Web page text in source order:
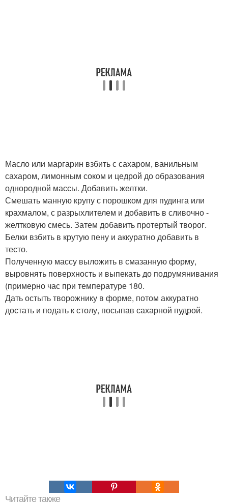
Масло или маргарин взбить с сахаром, ванильным
сахаром, лимонным соком и цедрой до образования
однородной массы. Добавить желтки.
Смешать манную крупу с порошком для пудинга или
крахмалом, с разрыхлителем и добавить в сливочно -
желтковую смесь. Затем добавить протертый творог.
Белки взбить в крутую пену и аккуратно добавить в
тесто.
Полученную массу выложить в смазанную форму,
выровнять поверхность и выпекать до подрумянивания
(примерно час при температуре 180.
Дать остыть творожнику в форме, потом аккуратно
достать и подать к столу, посыпав сахарной пудрой.
Читайте также